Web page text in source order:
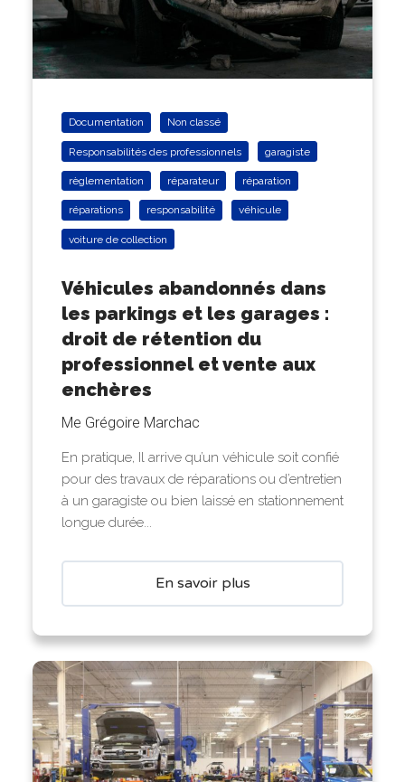
Documentation Non classé
Responsabilités des professionnels garagiste
règlementation réparateur réparation
réparations responsabilité véhicule
voiture de collection
Véhicules abandonnés dans
les parkings et les garages :
droit de rétention du
professionnel et vente aux
enchères
Me Grégoire Marchac
En pratique, Il arrive qu’un véhicule soit confié
pour des travaux de réparations ou d’entretien
à un garagiste ou bien laissé en stationnement
longue durée...
En savoir plus